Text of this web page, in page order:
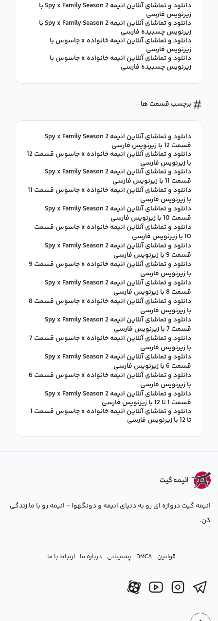
دانلود و تماشای آنلاین انیمه Spy x Family Season 2 با
زیرنویس فارسی
دانلود و تماشای آنلاین انیمه Spy x Family Season 2 با
زیرنویس چسبیده فارسی
دانلود و تماشای آنلاین انیمه خانواده x جاسوس با
زیرنویس فارسی
دانلود و تماشای آنلاین انیمه خانواده x جاسوس با
زیرنویس چسبیده فارسی
برچسب قسمت ها
دانلود و تماشای آنلاین انیمه Spy x Family Season 2
قسمت 12 با زیرنویس فارسی
دانلود و تماشای آنلاین انیمه خانواده x جاسوس قسمت 12
با زیرنویس فارسی
دانلود و تماشای آنلاین انیمه Spy x Family Season 2
قسمت 11 با زیرنویس فارسی
دانلود و تماشای آنلاین انیمه خانواده x جاسوس قسمت 11
با زیرنویس فارسی
دانلود و تماشای آنلاین انیمه Spy x Family Season 2
قسمت 10 با زیرنویس فارسی
دانلود و تماشای آنلاین انیمه خانواده x جاسوس قسمت
10 با زیرنویس فارسی
دانلود و تماشای آنلاین انیمه Spy x Family Season 2
قسمت 9 با زیرنویس فارسی
دانلود و تماشای آنلاین انیمه خانواده x جاسوس قسمت 9
با زیرنویس فارسی
دانلود و تماشای آنلاین انیمه Spy x Family Season 2
قسمت 8 با زیرنویس فارسی
دانلود و تماشای آنلاین انیمه خانواده x جاسوس قسمت 8
با زیرنویس فارسی
دانلود و تماشای آنلاین انیمه Spy x Family Season 2
قسمت 7 با زیرنویس فارسی
دانلود و تماشای آنلاین انیمه خانواده x جاسوس قسمت 7
با زیرنویس فارسی
دانلود و تماشای آنلاین انیمه Spy x Family Season 2
قسمت 6 با زیرنویس فارسی
دانلود و تماشای آنلاین انیمه خانواده x جاسوس قسمت 6
با زیرنویس فارسی
دانلود و تماشای آنلاین انیمه Spy x Family Season 2
قسمت 1 تا 12 با زیرنویس فارسی
دانلود و تماشای آنلاین انیمه خانواده x جاسوس قسمت 1
تا 12 با زیرنویس فارسی
انیمه گیت دروازه ای رو به دنیای انیمه و دونگهوا - انیمه رو با ما زندگی
کن.
قوانین DMCA پشتیبانی درباره ما ارتباط با ما